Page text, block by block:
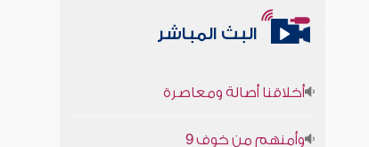
البث المباشر